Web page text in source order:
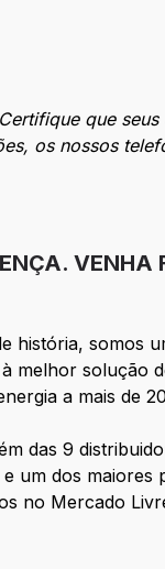
que
os nossos
VENHA
história, somos
melhor solução
a mais de
das 9
um dos maiores
no Mercado